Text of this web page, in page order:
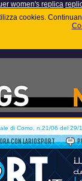
women's replica
cookies.
di Como, n.21/06 del 29/
CON LARIOSPORT